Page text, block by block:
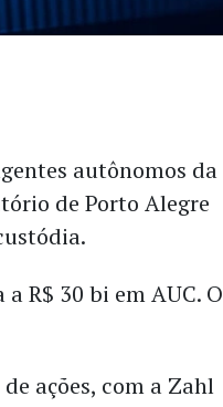
autônomos da
de Porto Alegre
R$ 30 bi em AUC. O
ações, com a Zahl